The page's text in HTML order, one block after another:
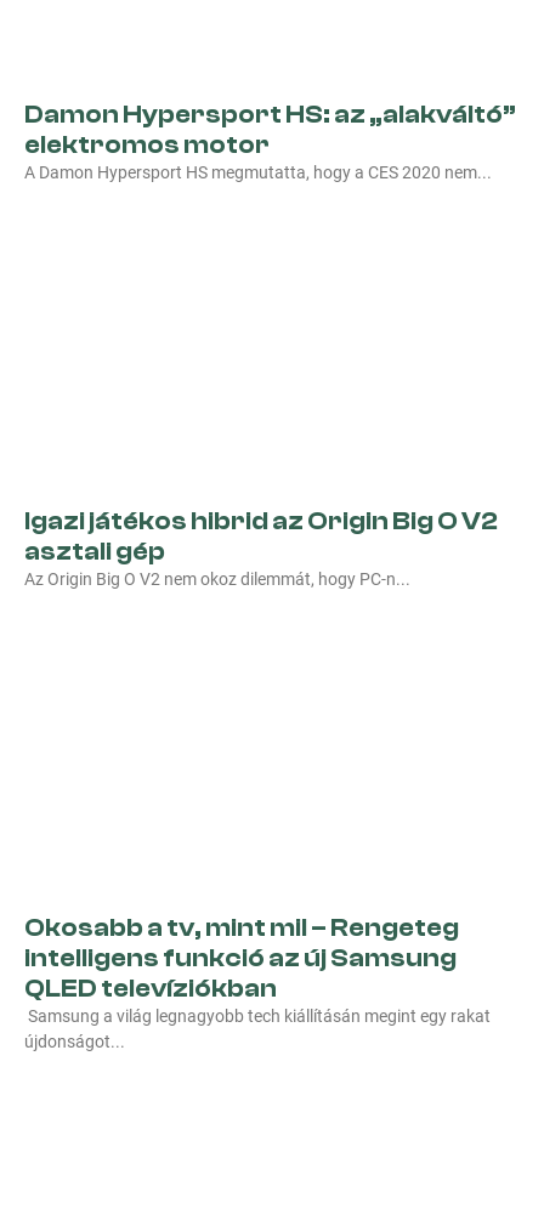
Damon Hypersport HS: az „alakváltó”
elektromos motor
A Damon Hypersport HS megmutatta, hogy a CES 2020 nem
Igazi játékos hibrid az Origin Big O V2
asztali gép
Az Origin Big O V2 nem okoz dilemmát, hogy PC-n
Okosabb a tv, mint mi! – Rengeteg
intelligens funkció az új Samsung
QLED televíziókban
Samsung a világ legnagyobb tech kiállításán megint egy rakat
újdonságot